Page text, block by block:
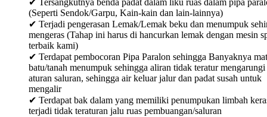
✔ Tersangkutnya benda padat dalam liku ruas dalam pipa
(Seperti Sendok/Garpu, Kain-kain dan lain-lainnya)
✔ Terjadi pengerasan Lemak/Lemak beku dan menumpuk
mengeras (Tahap ini harus di hancurkan lemak dengan mesin
terbaik kami)
✔ Terdapat pembocoran Pipa Paralon sehingga Banyaknya
batu/tanah menumpuk sehingga aliran tidak teratur mengarungi
aturan saluran, sehingga air keluar jalur dan padat susah untuk
mengalir
✔ Terdapat bak dalam yang memiliki penumpukan limbah
terjadi tidak teraturan jalu ruas pembuangan/saluran